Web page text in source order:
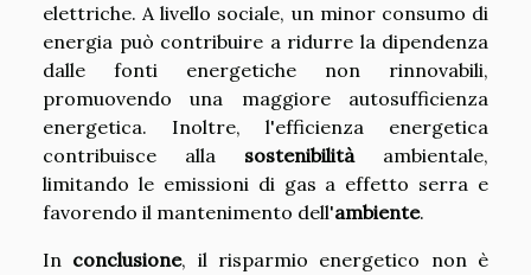
elettriche. A livello sociale, un minor consumo di
energia può contribuire a ridurre la dipendenza
dalle fonti energetiche non rinnovabili,
promuovendo una maggiore autosufficienza
energetica. Inoltre, l'efficienza energetica
contribuisce alla sostenibilitàambientale,
limitando le emissioni di gas a effetto serra e
favorendo il mantenimento dell'ambiente.
In conclusione, il risparmio energetico non è